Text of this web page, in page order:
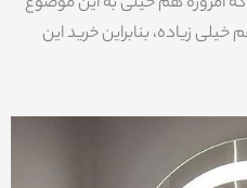
زیاده، بنابراین خرید این